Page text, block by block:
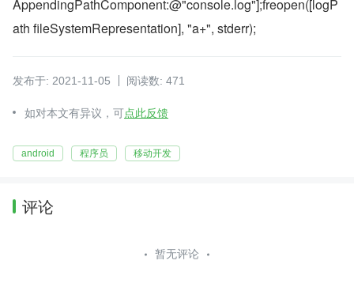
AppendingPathComponent:@"console.log"];freopen([logP
ath fileSystemRepresentation], "a+", stderr);
发布于: 2021-11-05 阅读数: 471
如对本文有异议，可点此反馈
android 程序员 移动开发
评论
暂无评论